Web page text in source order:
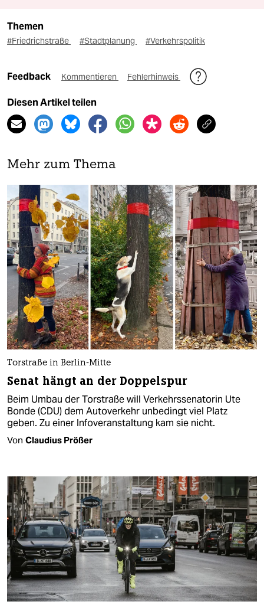
Themen
#Friedrichstraße #Stadtplanung #Verkehrspolitik
Feedback Kommentieren Fehlerhinweis
Diesen Artikel teilen
Mehr zum Thema
Torstraße in Berlin-Mitte
Senat hängt an der Doppelspur
Beim Umbau der Torstraße will Verkehrssenatorin Ute
Bonde (CDU) dem Autoverkehr unbedingt viel Platz
geben. Zu einer Infoveranstaltung kam sie nicht.
Von Claudius Prößer